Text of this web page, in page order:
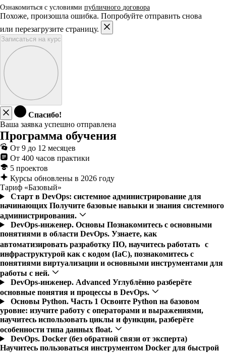
Ознакомиться с условиями публичного договора
Похоже, произошла ошибка. Попробуйте отправить снова
или перезагрузите страницу.
Записаться на курс
Спасибо!
Ваша заявка успешно отправлена
Программа обучения
От 9 до 12 месяцев
От 400 часов практики
5 проектов
Курсы обновлены в 2026 году
Тариф «Базовый»
Старт в DevOps: системное администрирование для
начинающих Получите базовые навыки и знания системного
администрирования.
DevOps-инженер. Основы Познакомитесь с основными
понятиями в области DevOps. Узнаете, как
автоматизировать разработку ПО, научитесь работать с
инфраструктурой как с кодом (IaC), познакомитесь с
понятиями виртуализации и основными инструментами для
работы с ней.
DevOps-инженер. Advanced Углублённо разберёте
основные понятия и процессы в DevOps.
Основы Python. Часть 1 Освоите Python на базовом
уровне: изучите работу с операторами и выражениями,
научитесь использовать циклы и функции, разберёте
особенности типа данных float.
DevOps. Docker (без обратной связи от эксперта)
Научитесь пользоваться инструментом Docker для быстрой